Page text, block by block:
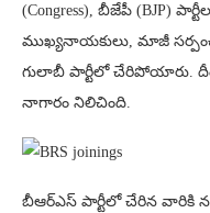
(Congress), బీజేపీ (BJP)
ముఖ్యనాయకులు, మాజీ
గులాబీ పార్టీలో చేరిపోయారు.
నాగారం నిలిచింది.
బీఆర్ఎస్ పార్టీలో చేరిన వారికి